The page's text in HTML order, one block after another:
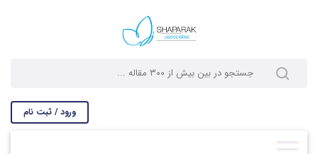
ورود / ثبت نام